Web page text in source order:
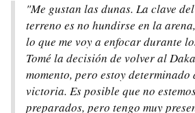
"Me gustan las dunas. La clave
terreno es no hundirse en la
lo que me voy a enfocar durante
Tomé la decisión de volver al
momento, pero estoy
victoria. Es posible que no
preparados, pero tengo muy